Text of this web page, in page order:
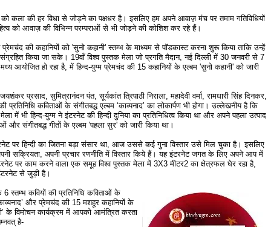
को कला की हर विधा से जोड़ने का पक्षधर है। इसलिए हम अपने आवाज़ मंच पर तमाम गतिविधियों
को आवाज़ की विभिन्न परम्पराओं से भी जोड़ने की कोशिश कर रहे हैं।
की कहानियों को 'सुनो कहानी' स्तम्भ के माध्यम से पॉडकास्ट करना शुरू किया ताकि उन्हें
किया जा सके। 19वाँ विश्व पुस्तक मेला जो प्रगति मैदान, नई दिल्ली में 30 जनवरी से 7
आयोजित हो रहा है, में हिन्द-युग्म प्रेमचंद की 15 कहानियों के एल्बम 'सुनो कहानी' को जारी
प्रसाद, सुमित्रानंदन पंत, सूर्यकांत त्रिपाठी निराला, महादेवी वर्मा, रामधारी सिंह दिनकर,
प्रतिनिधि कविताओं के संगीतबद्ध एल्बम ‘काव्यनाद’ का लोकार्पण भी होगा। उल्लेखनीय है कि
में भी हिन्द-युग्म ने इंटरनेट की हिन्दी दुनिया का प्रतिनिधित्व किया था और अपने पहला उत्पाद
और संगीतबद्ध गीतों के एल्बम 'पहला सुर' को जारी किया था।
पर हिन्दी का जितना बड़ा संसार था, आज उससे कई गुना विस्तार उसे मिल चुका है। इसलिए
सक्रियता, अपनी प्रचार रणनीति में विस्तार किये हैं। यह इंटरनेट जगत के लिए अपने आप में
पर काम करने वाला एक समूह विश्व पुस्तक मेला में 3X3 मीटर2 का क्षेत्रफल घेर रहा है,
से जुड़ी है।
के 6 स्तम्भ कवियों की प्रतिनिधि कविताओं के
और प्रेमचंद की 15 मशहूर कहानियों के
के विमोचन कार्यक्रम में आपको आमंत्रित करता
है-